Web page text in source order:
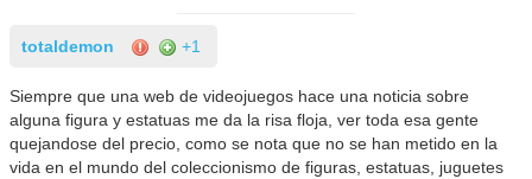
totaldemon +1
Siempre que una web de videojuegos hace una noticia sobre
alguna figura y estatuas me da la risa floja, ver toda esa gente
quejandose del precio, como se nota que no se han metido en la
vida en el mundo del coleccionismo de figuras, estatuas, juguetes